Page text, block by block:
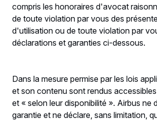
compris les honoraires d'avocat
de toute violation par vous des
d'utilisation ou de toute violation par
déclarations et garanties ci-dessous.
Dans la mesure permise par les lois
et son contenu sont rendus
et « selon leur disponibilité ». Airbus ne
garantie et ne déclare, sans limitation,